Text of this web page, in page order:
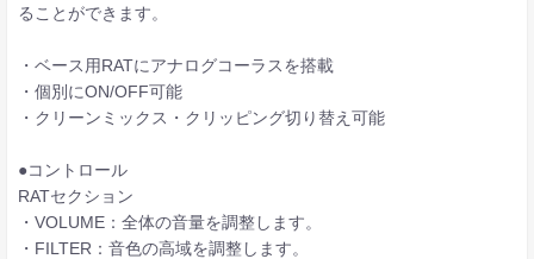
ることができます。
・ベース用RATにアナログコーラスを搭載
・個別にON/OFF可能
・クリーンミックス・クリッピング切り替え可能
●コントロール
RATセクション
・VOLUME：全体の音量を調整します。
・FILTER：音色の高域を調整します。